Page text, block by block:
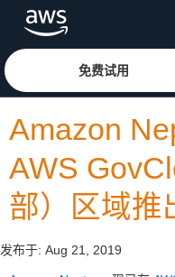
跳至主要内容
免费试用
Amazon
AWS
部）区域推
发布于: Aug 21, 2019